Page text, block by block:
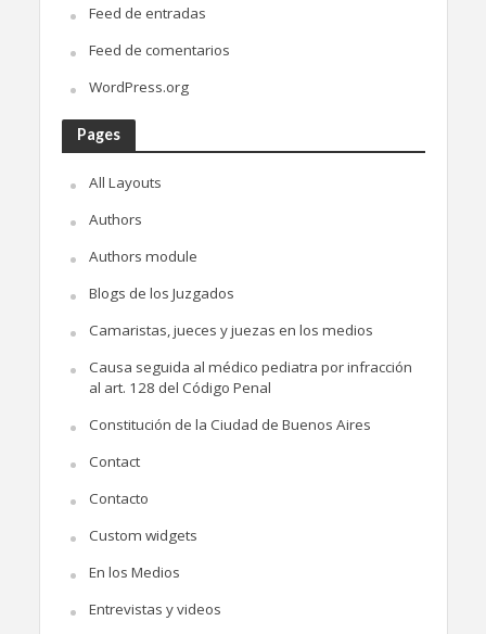
Feed de entradas
Feed de comentarios
WordPress.org
Pages
All Layouts
Authors
Authors module
Blogs de los Juzgados
Camaristas, jueces y juezas en los medios
Causa seguida al médico pediatra por infracción
al art. 128 del Código Penal
Constitución de la Ciudad de Buenos Aires
Contact
Contacto
Custom widgets
En los Medios
Entrevistas y videos